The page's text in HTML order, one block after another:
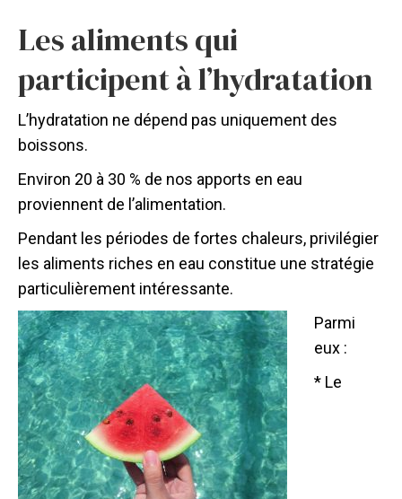
Les aliments qui
participent à l’hydratation
L’hydratation ne dépend pas uniquement des
boissons.
Environ 20 à 30 % de nos apports en eau
proviennent de l’alimentation.
Pendant les périodes de fortes chaleurs, privilégier
les aliments riches en eau constitue une stratégie
particulièrement intéressante.
Parmi
eux :
* Le